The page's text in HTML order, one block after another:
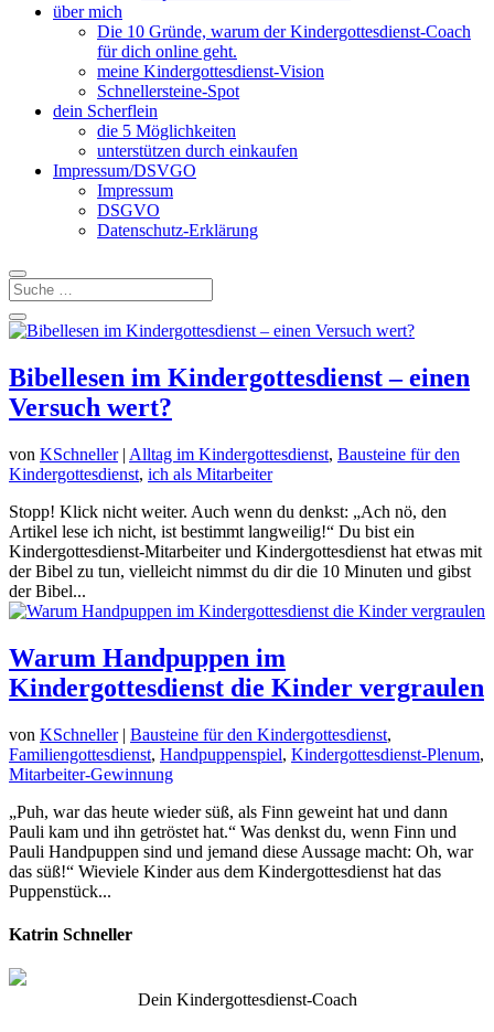
über mich
Die 10 Gründe, warum der Kindergottesdienst-Coach
für dich online geht.
meine Kindergottesdienst-Vision
Schnellersteine-Spot
dein Scherflein
die 5 Möglichkeiten
unterstützen durch einkaufen
Impressum/DSVGO
Impressum
DSGVO
Datenschutz-Erklärung
Bibellesen im Kindergottesdienst – einen
Versuch wert?
von KSchneller| Alltag im Kindergottesdienst, Bausteine für den
Kindergottesdienst, ich als Mitarbeiter
Stopp! Klick nicht weiter. Auch wenn du denkst: „Ach nö, den
Artikel lese ich nicht, ist bestimmt langweilig!“ Du bist ein
Kindergottesdienst-Mitarbeiter und Kindergottesdienst hat etwas mit
der Bibel zu tun, vielleicht nimmst du dir die 10 Minuten und gibst
der Bibel...
Warum Handpuppen im
Kindergottesdienst die Kinder vergraulen
von KSchneller| Bausteine für den Kindergottesdienst,
Familiengottesdienst, Handpuppenspiel, Kindergottesdienst-Plenum,
Mitarbeiter-Gewinnung
„Puh, war das heute wieder süß, als Finn geweint hat und dann
Pauli kam und ihn getröstet hat.“ Was denkst du, wenn Finn und
Pauli Handpuppen sind und jemand diese Aussage macht: Oh, war
das süß!“ Wieviele Kinder aus dem Kindergottesdienst hat das
Puppenstück...
Katrin Schneller
Dein Kindergottesdienst-Coach